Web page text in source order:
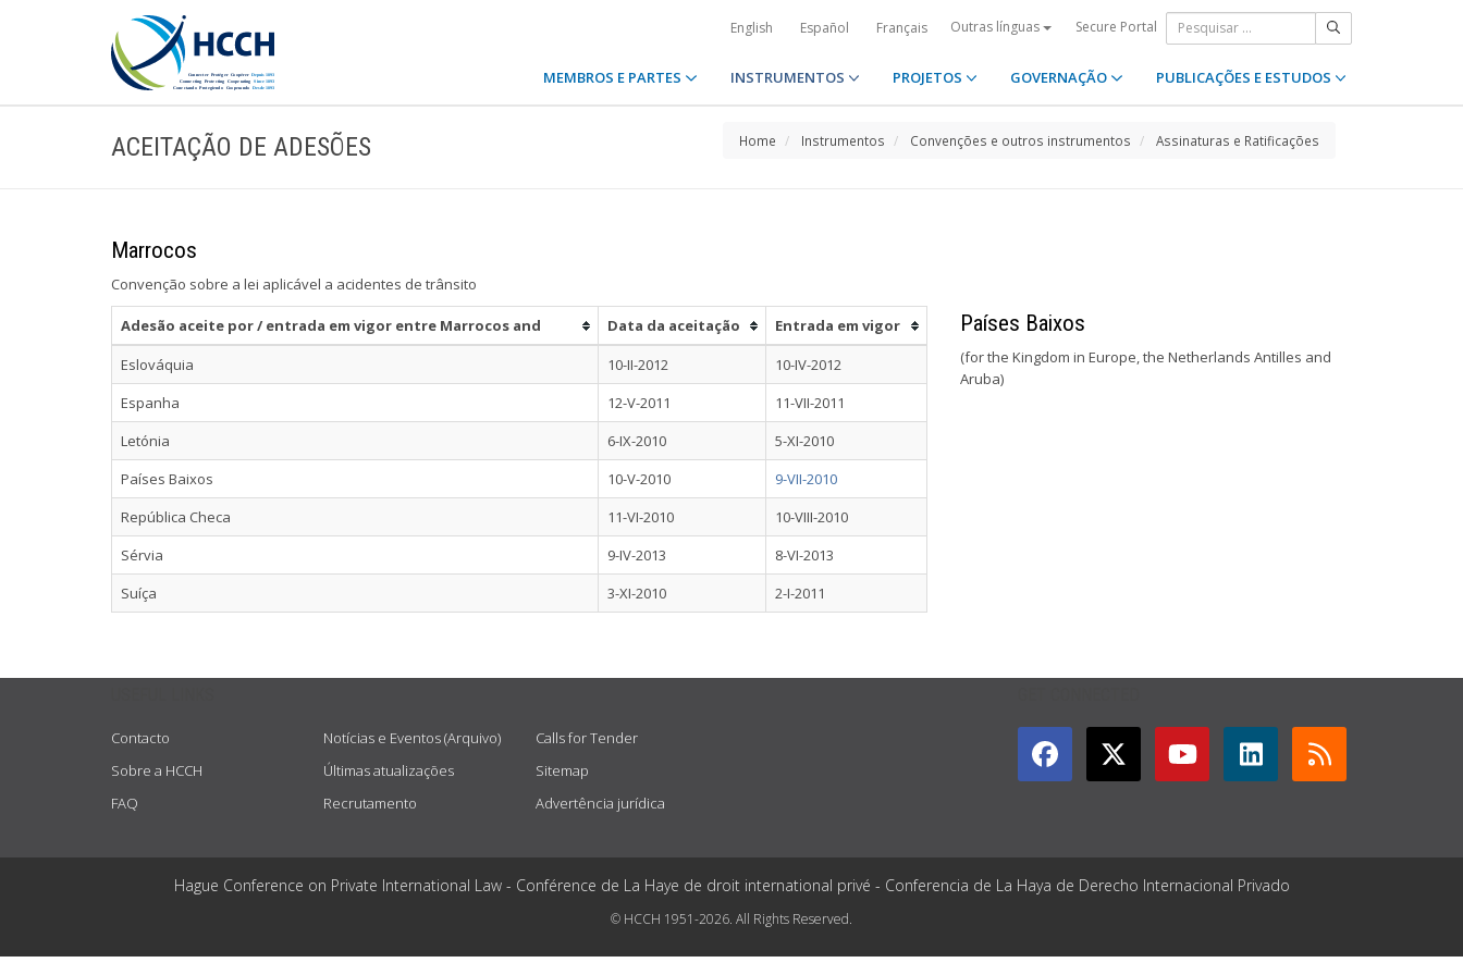
English Español Français Outras línguas Secure Portal
MEMBROS E PARTES INSTRUMENTOS PROJETOS GOVERNAÇÃO PUBLICAÇÕES E ESTUDOS
ACEITAÇÃO DE ADESÕES Home Instrumentos Convenções e outros instrumentos Assinaturas e Ratificações
Marrocos
Convenção sobre a lei aplicável a acidentes de trânsito
Adesão aceite por / entrada em vigor entre Marrocos and Data da aceitação
Entrada em vigor
Eslováquia
10-II-2012
10-IV-2012
Espanha
12-V-2011
11-VII-2011
Letónia
6-IX-2010
5-XI-2010
Países Baixos
10-V-2010
9-VII-2010
República Checa
11-VI-2010
10-VIII-2010
Sérvia
9-IV-2013
8-VI-2013
Suíça
3-XI-2010 2-I-2011
Países Baixos
(for the Kingdom in Europe, the Netherlands Antilles and
Aruba)
Contacto
Sobre a HCCH
FAQ
Notícias e Eventos (Arquivo)
Últimas atualizações
Recrutamento
Calls for Tender
Sitemap
Advertência jurídica
Hague Conference on Private International Law - Conférence de La Haye de droit international privé - Conferencia de La Haya de Derecho Internacional Privado
© HCCH 1951-2026. All Rights Reserved.